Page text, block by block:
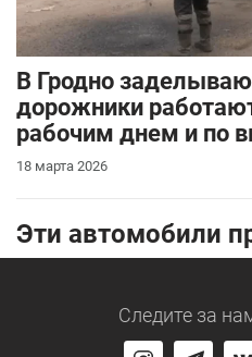
В Гродно
дорожники
рабочим днем и по
18 марта 2026
Эти автомобили
Следите за